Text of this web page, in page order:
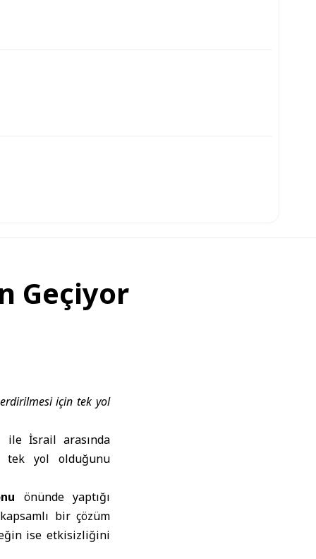
Geçiyor
için tek yol
ile İsrail arasında
tek yol olduğunu
önünde yaptığı
bir çözüm
ise etkisizliğini